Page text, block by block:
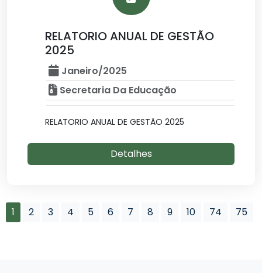
RELATORIO ANUAL DE GESTÃO
2025
Janeiro/2025
Secretaria Da Educação
RELATORIO ANUAL DE GESTÃO 2025
Detalhes
1 2 3 4 5 6 7 8 9 10 74 75